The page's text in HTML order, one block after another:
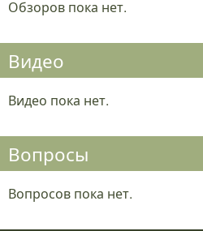
Обзоров пока нет.
Видео
Видео пока нет.
Вопросы
Вопросов пока нет.